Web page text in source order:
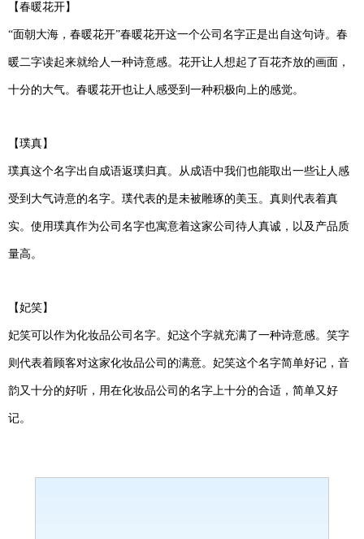
【春暖花开】
“面朝大海，春暖花开”春暖花开这一个公司名字正是出自这句诗。春
暖二字读起来就给人一种诗意感。花开让人想起了百花齐放的画面，
十分的大气。春暖花开也让人感受到一种积极向上的感觉。
【璞真】
璞真这个名字出自成语返璞归真。从成语中我们也能取出一些让人感
受到大气诗意的名字。璞代表的是未被雕琢的美玉。真则代表着真
实。使用璞真作为公司名字也寓意着这家公司待人真诚，以及产品质
量高。
【妃笑】
妃笑可以作为化妆品公司名字。妃这个字就充满了一种诗意感。笑字
则代表着顾客对这家化妆品公司的满意。妃笑这个名字简单好记，音
韵又十分的好听，用在化妆品公司的名字上十分的合适，简单又好
记。